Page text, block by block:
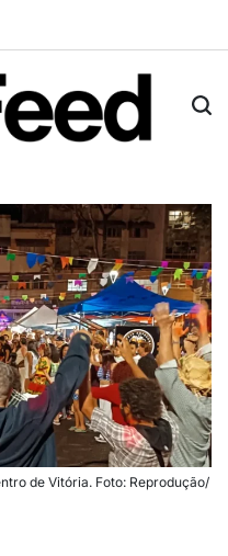
de Vitória. Foto: Reprodução/